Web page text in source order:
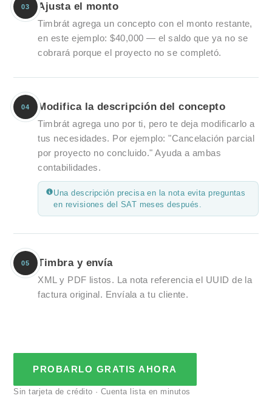
03 Ajusta el monto
Timbrát agrega un concepto con el monto restante,
en este ejemplo: $40,000 — el saldo que ya no se
cobrará porque el proyecto no se completó.
04 Modifica la descripción del concepto
Timbrát agrega uno por ti, pero te deja modificarlo a
tus necesidades. Por ejemplo: "Cancelación parcial
por proyecto no concluido." Ayuda a ambas
contabilidades.
Una descripción precisa en la nota evita preguntas
en revisiones del SAT meses después.
05 Timbra y envía
XML y PDF listos. La nota referencia el UUID de la
factura original. Envíala a tu cliente.
PROBARLO GRATIS AHORA
Sin tarjeta de crédito · Cuenta lista en minutos